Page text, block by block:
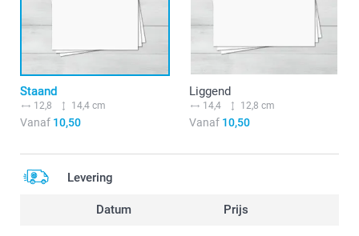
Staand
12,8 14,4 cm
Vanaf 10,50
Liggend
14,4 12,8 cm
Vanaf10,50
Levering
Datum Prijs